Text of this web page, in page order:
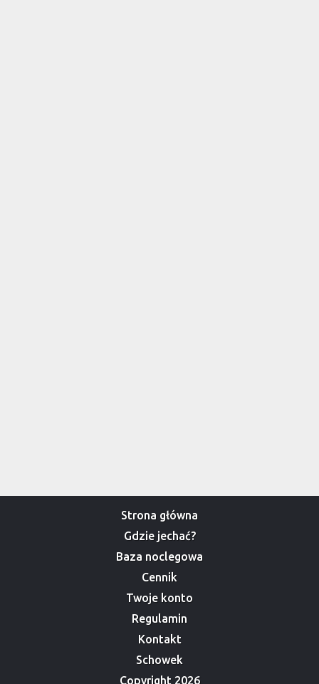
Strona główna
Gdzie jechać?
Baza noclegowa
Cennik
Twoje konto
Regulamin
Kontakt
Schowek
Copyright 2026